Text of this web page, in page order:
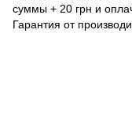
суммы + 20 грн и
Гарантия от